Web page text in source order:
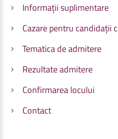
Informații suplimentare
Cazare pentru candidații
Tematica de admitere
Rezultate admitere
Confirmarea locului
Contact